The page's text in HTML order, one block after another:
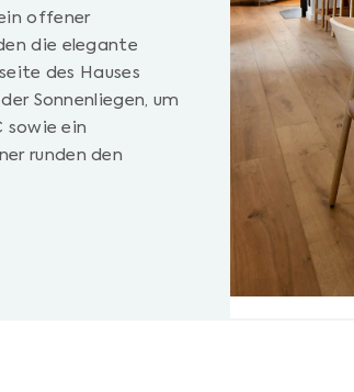
offener
die elegante
des Hauses
Sonnenliegen, um
sowie ein
runden den